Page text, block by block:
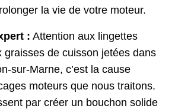
la vie de votre moteur.
: Attention aux lingettes
graisses de cuisson jetées dans
sur-Marne, c’est la cause
moteurs que nous traitons.
par créer un bouchon solide